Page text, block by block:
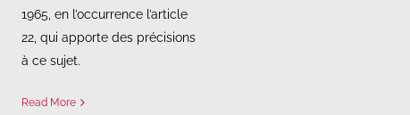
1965, en l’occurrence l’article
22, qui apporte des précisions
à ce sujet.
Read More